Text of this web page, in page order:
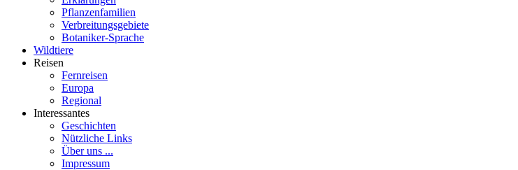
Pflanzenfamilien
Verbreitungsgebiete
Botaniker-Sprache
Wildtiere
Reisen
Fernreisen
Europa
Regional
Interessantes
Geschichten
Nützliche Links
Über uns ...
Impressum